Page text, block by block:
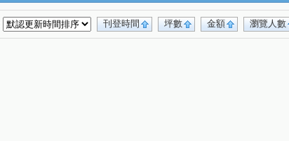
瀏覽人數
金額
坪數
刊登時間